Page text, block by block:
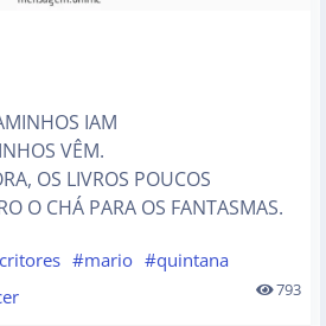
IAM
VÊM.
OS LIVROS POUCOS
O CHÁ PARA OS FANTASMAS.
#mario #quintana
793